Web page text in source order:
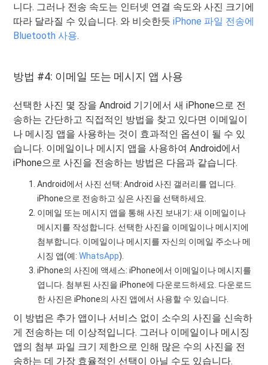
니다. 그러나 전송 속도는 인터넷 연결 속도와 사진 크기에
따라 달라질 수 있습니다. 와 비슷한듯iPhone 파일 전송에
Bluetooth 사용.
방법 #4: 이메일 또는 메시지 앱 사용
선택한 사진 몇 장을 Android 기기에서 새 iPhone으로 전
송하는 간단하고 직접적인 방법을 찾고 있다면 이메일이
나 메시징 앱을 사용하는 것이 효과적인 옵션이 될 수 있
습니다. 이메일이나 메시지 앱을 사용하여 Android에서
iPhone으로 사진을 전송하는 방법은 다음과 같습니다.
Android에서 사진 선택: Android 사진 갤러리를 엽니다.
iPhone으로 전송하고 싶은 사진을 선택하세요.
이메일 또는 메시지 앱을 통해 사진 보내기: 새 이메일이나
메시지를 작성합니다. 선택한 사진을 이메일이나 메시지에
첨부합니다. 이메일이나 메시지를 자신의 이메일 주소나 메
시징 앱(예:WhatsApp).
iPhone의 사진에 액세스: iPhone에서 이메일이나 메시지를
엽니다. 첨부된 사진을 iPhone에 다운로드하세요. 다운로드
한 사진은 iPhone의 사진 앱에서 사용할 수 있습니다.
이 방법은 추가 앱이나 서비스 없이 소수의 사진을 신속하
게 전송하는 데 이상적입니다. 그러나 이메일이나 메시징
앱의 첨부 파일 크기 제한으로 인해 많은 수의 사진을 전
송하는 데 가장 효율적인 선택이 아닐 수도 있습니다.